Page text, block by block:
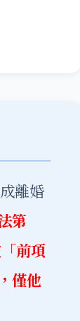
離婚
第
前項
僅他